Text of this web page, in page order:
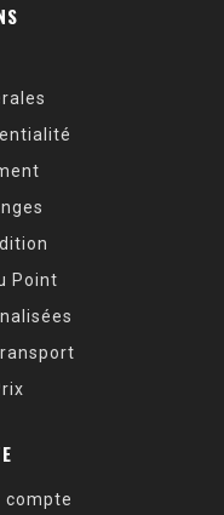
Point
compte